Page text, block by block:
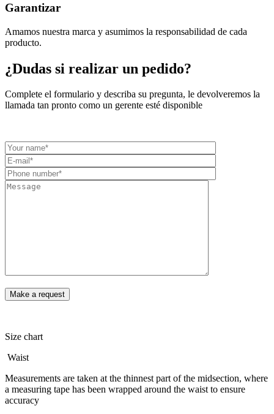
Garantizar
Amamos nuestra marca y asumimos la responsabilidad de cada
producto.
¿Dudas si realizar un pedido?
Complete el formulario y describa su pregunta, le devolveremos la
llamada tan pronto como un gerente esté disponible
Size chart
Waist
Measurements are taken at the thinnest part of the midsection, where
a measuring tape has been wrapped around the waist to ensure
accuracy